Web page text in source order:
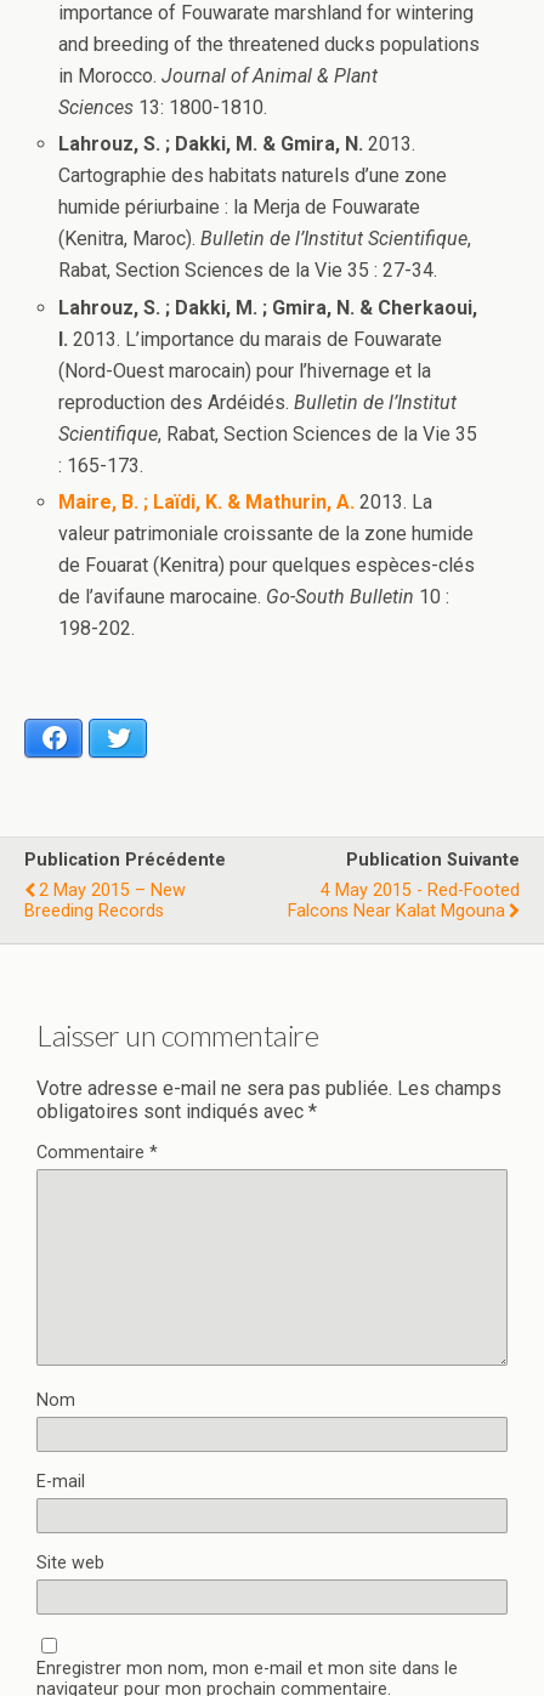
importance of Fouwarate marshland for wintering
and breeding of the threatened ducks populations
in Morocco.Journal of Animal & Plant
Sciences 13: 1800-1810.
Lahrouz, S. ; Dakki, M. & Gmira, N.2013.
Cartographie des habitats naturels d’une zone
humide périurbaine : la Merja de Fouwarate
(Kenitra, Maroc).Bulletin de l’Institut Scientifique,
Rabat, Section Sciences de la Vie 35 : 27-34.
Lahrouz, S. ; Dakki, M. ; Gmira, N. & Cherkaoui,
I.2013. L’importance du marais de Fouwarate
(Nord-Ouest marocain) pour l’hivernage et la
reproduction des Ardéidés.Bulletin de l’Institut
Scientifique, Rabat, Section Sciences de la Vie 35
: 165-173.
Maire, B. ; Laïdi, K. & Mathurin, A. 2013. La
valeur patrimoniale croissante de la zone humide
de Fouarat (Kenitra) pour quelques espèces-clés
de l’avifaune marocaine. Go-South Bulletin 10 :
198-202.
Facebook
Publication Précédente
2 May 2015 – New
Breeding Records
Publication Suivante
4 May 2015 - Red-Footed
Falcons Near Kalat Mgouna
Laisser un commentaire
Votre adresse e-mail ne sera pas publiée. Les champs
obligatoires sont indiqués avec *
Commentaire *
Nom
E-mail
Site web
Enregistrer mon nom, mon e-mail et mon site dans le
navigateur pour mon prochain commentaire.